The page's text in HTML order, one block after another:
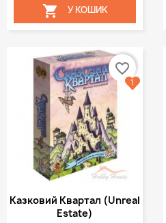
 У КОШИК
Казковий Квартал (Unreal
Estate)
favorite_border
1